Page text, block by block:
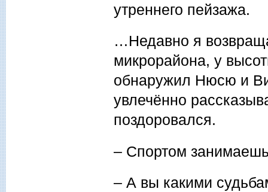
утреннего пейзажа.
…Недавно я
микрорайона, у
обнаружил Нюсю и
увлечённо
поздоровался.
– Спортом
– А вы какими